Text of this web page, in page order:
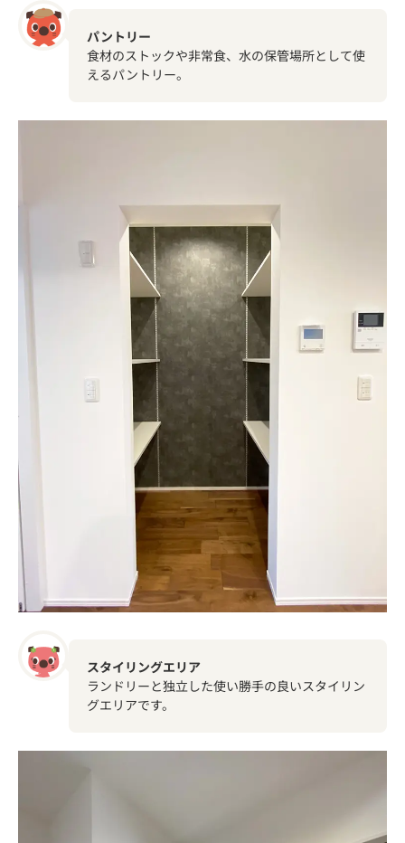
パントリー
食材のストックや非常食、水の保管場所として使
えるパントリー。
スタイリングエリア
ランドリーと独立した使い勝手の良いスタイリン
グエリアです。